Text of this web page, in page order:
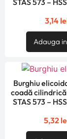
STAS 573 –
3,14
Adauga
Burghiu
coadă cilindrică
STAS 573 –
5,32